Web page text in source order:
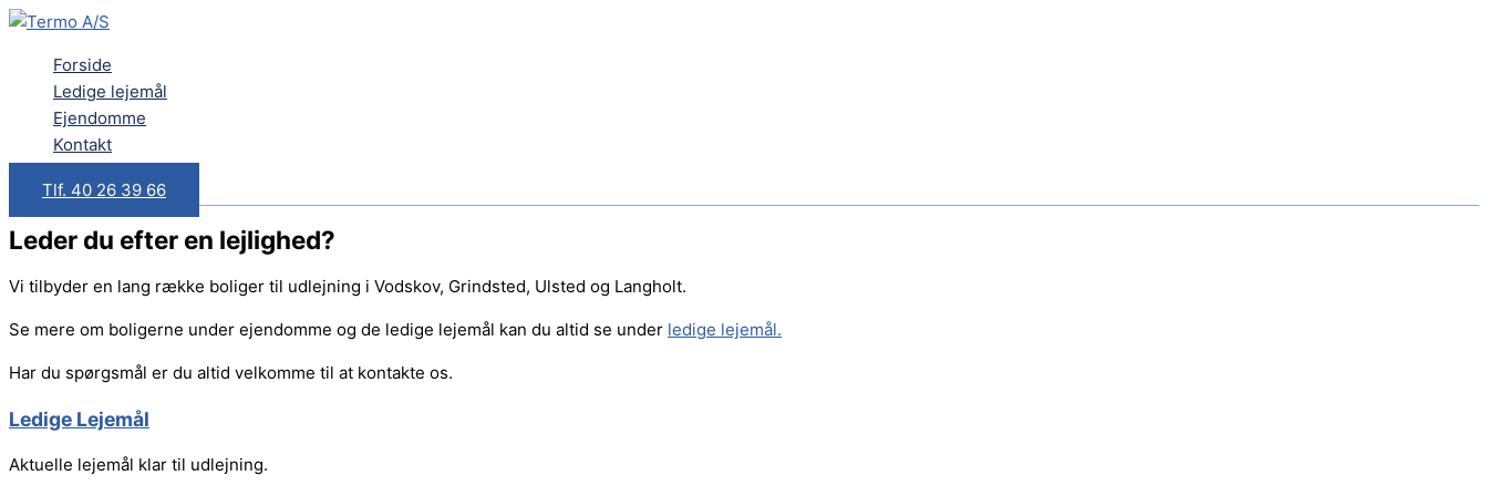
Gå
indholdetForside
Ledige lejemål
Ejendomme
Kontakt
Tlf. 40 26 39 66
Leder du efter en lejlighed?
Vi tilbyder en lang række boliger til udlejning i Vodskov, Grindsted, Ulsted og Langholt.
Se mere om boligerne under ejendomme og de ledige lejemål kan du altid se under ledige lejemål.
Har du spørgsmål er du altid velkomme til at kontakte os.
Ledige Lejemål
Aktuelle lejemål klar til udlejning.